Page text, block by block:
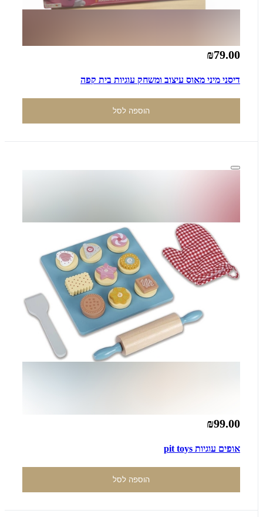
₪79.00
דיסני מיני מאוס עיצוב ומשחק עוגיות בית קפה
הוספה לסל
₪99.00
אופים עוגיות pit toys
הוספה לסל